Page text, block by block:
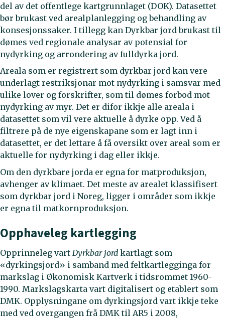
del av det offentlege kartgrunnlaget (DOK). Datasettet
bør brukast ved arealplanlegging og behandling av
konsesjonssaker. I tillegg kan Dyrkbar jord brukast til
dømes ved regionale analysar av potensial for
nydyrking og arrondering av fulldyrka jord.
Areala som er registrert som dyrkbar jord kan vere
underlagt restriksjonar mot nydyrking i samsvar med
ulike lover og forskrifter, som til dømes forbod mot
nydyrking av myr. Det er difor ikkje alle areala i
datasettet som vil vere aktuelle å dyrke opp. Ved å
filtrere på de nye eigenskapane som er lagt inn i
datasettet, er det lettare å få oversikt over areal som er
aktuelle for nydyrking i dag eller ikkje.
Om den dyrkbare jorda er egna for matproduksjon,
avhenger av klimaet. Det meste av arealet klassifisert
som dyrkbar jord i Noreg, ligger i områder som ikkje
er egna til matkornproduksjon.
Opphaveleg kartlegging
Opprinneleg vart Dyrkbar jord kartlagt som
«dyrkingsjord» i samband med feltkartlegginga for
markslag i Økonomisk Kartverk i tidsrommet 1960-
1990. Markslagskarta vart digitalisert og etablert som
DMK. Opplysningane om dyrkingsjord vart ikkje teke
med ved overgangen frå DMK til AR5 i 2008,